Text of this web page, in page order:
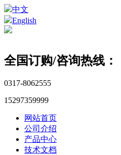
中文
English
全国订购/咨询热线：
0317-8062555
15297359999
网站首页
公司介绍
产品中心
技术文档